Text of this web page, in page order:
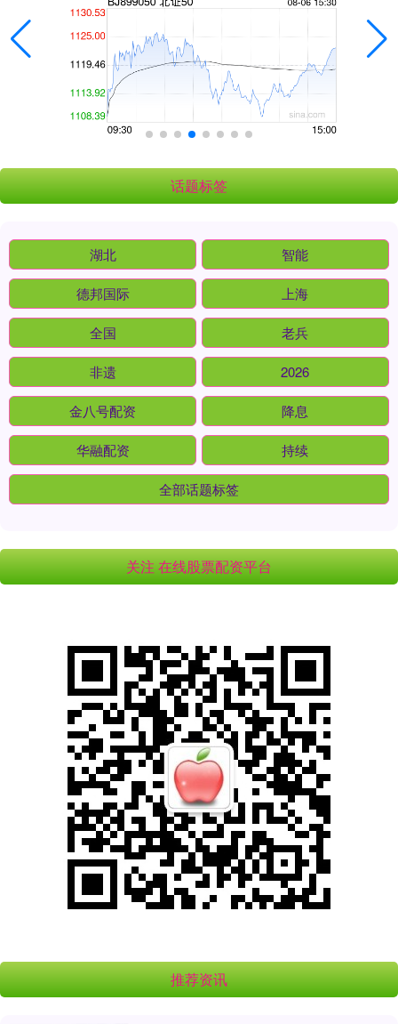
话题标签
湖北 智能
德邦国际 上海
全国 老兵
非遗 2026
金八号配资 降息
华融配资 持续
全部话题标签
关注 在线股票配资平台
推荐资讯